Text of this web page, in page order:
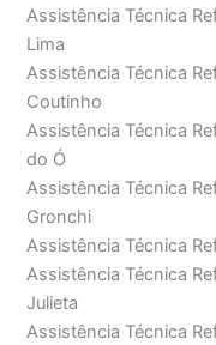
Assistência Técnica
Lima
Assistência Técnica
Coutinho
Assistência Técnica
do Ó
Assistência Técnica
Gronchi
Assistência Técnica
Assistência Técnica
Julieta
Assistência Técnica